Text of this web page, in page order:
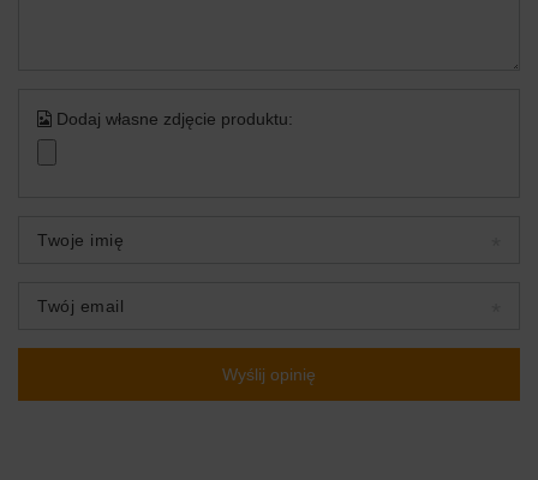
Dodaj własne zdjęcie produktu:
Twoje imię
Twój email
Wyślij opinię